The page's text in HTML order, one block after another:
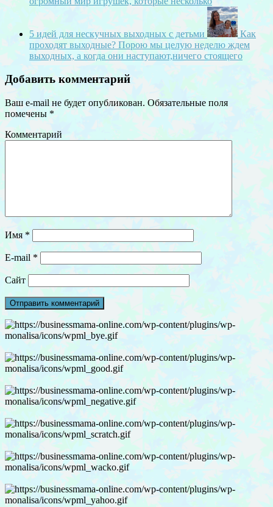
5 идей для нескучных выходных с детьми
Как
проходят выходные? Порою мы целую неделю ждем
выходных, а когда они наступают,ничего стоящего
Добавить комментарий
Ваш e-mail не будет опубликован. Обязательные поля
помечены *
Комментарий
Имя *
E-mail *
Сайт